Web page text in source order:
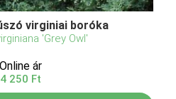
virginiai boróka
'Grey Owl'
Online ár
4 250 Ft